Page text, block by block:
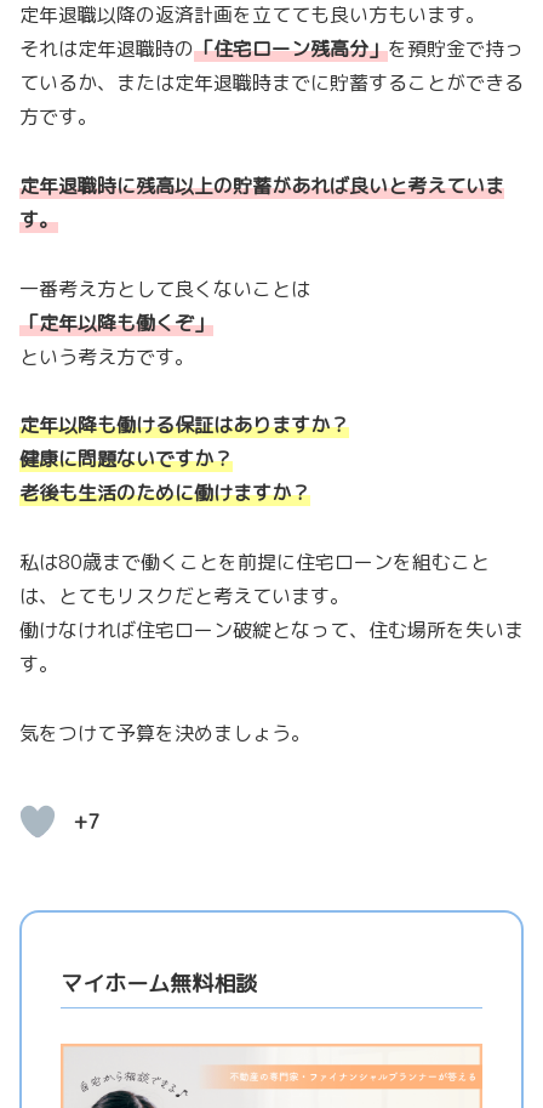
定年退職以降の返済計画を立てても良い方もいます。
それは定年退職時の「住宅ローン残高分」を預貯金で持っ
ているか、または定年退職時までに貯蓄することができる
方です。
定年退職時に残高以上の貯蓄があれば良いと考えていま
す。
一番考え方として良くないことは
「定年以降も働くぞ」
という考え方です。
定年以降も働ける保証はありますか？
健康に問題ないですか？
老後も生活のために働けますか？
私は80歳まで働くことを前提に住宅ローンを組むこと
は、とてもリスクだと考えています。
働けなければ住宅ローン破綻となって、住む場所を失いま
す。
気をつけて予算を決めましょう。
+7
マイホーム無料相談